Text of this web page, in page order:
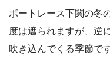
ボートレース下関の冬
度は遮られますが、逆
吹き込んでくる季節です